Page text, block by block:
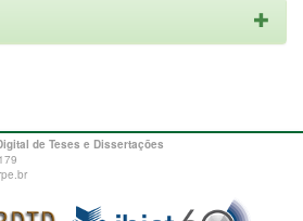
de Teses e Dissertações